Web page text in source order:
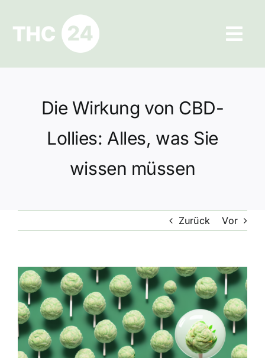
springen
Ratgeber
Hilfe und Kontakt
Datenschutz
Die Wirkung von CBD-
Lollies: Alles, was Sie
wissen müssen
Zurück Vor
Zeige
grösseres
Bild